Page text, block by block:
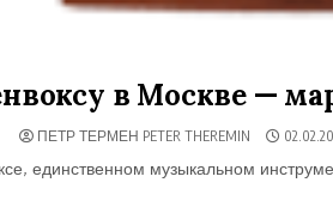
в Москве —
ПЕТР ТЕРМЕН PETER THEREMIN
единственном музыкальном